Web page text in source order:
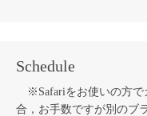
Schedule
※Safariをお使いの方で
合，お手数ですが別のブ